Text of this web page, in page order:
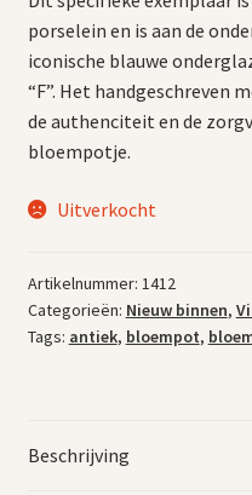
porselein en is aan de
iconische blauwe
“F”. Het handgeschreven
de authenciteit en de
bloempotje.
Uitverkocht
Artikelnummer: 1412
Categorieën: Nieuw binnen,
Tags: antiek, bloempot,
Beschrijving